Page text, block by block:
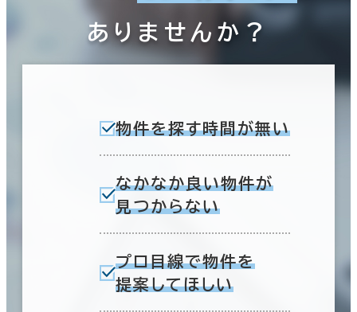
ありませんか？
物件を探す時間が無い
なかなか良い物件が
見つからない
プロ目線で物件を
提案してほしい